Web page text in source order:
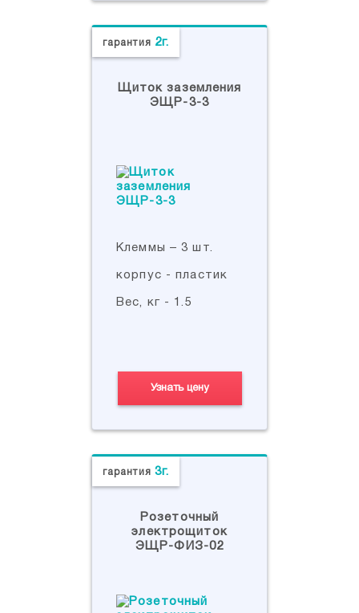
гарантия 2г.
Щиток заземления
ЭЩР-3-3
Клеммы – 3 шт.
корпус - пластик
Вес, кг - 1.5
Узнать цену
гарантия 3г.
Розеточный
электрощиток
ЭЩР-ФИЗ-02